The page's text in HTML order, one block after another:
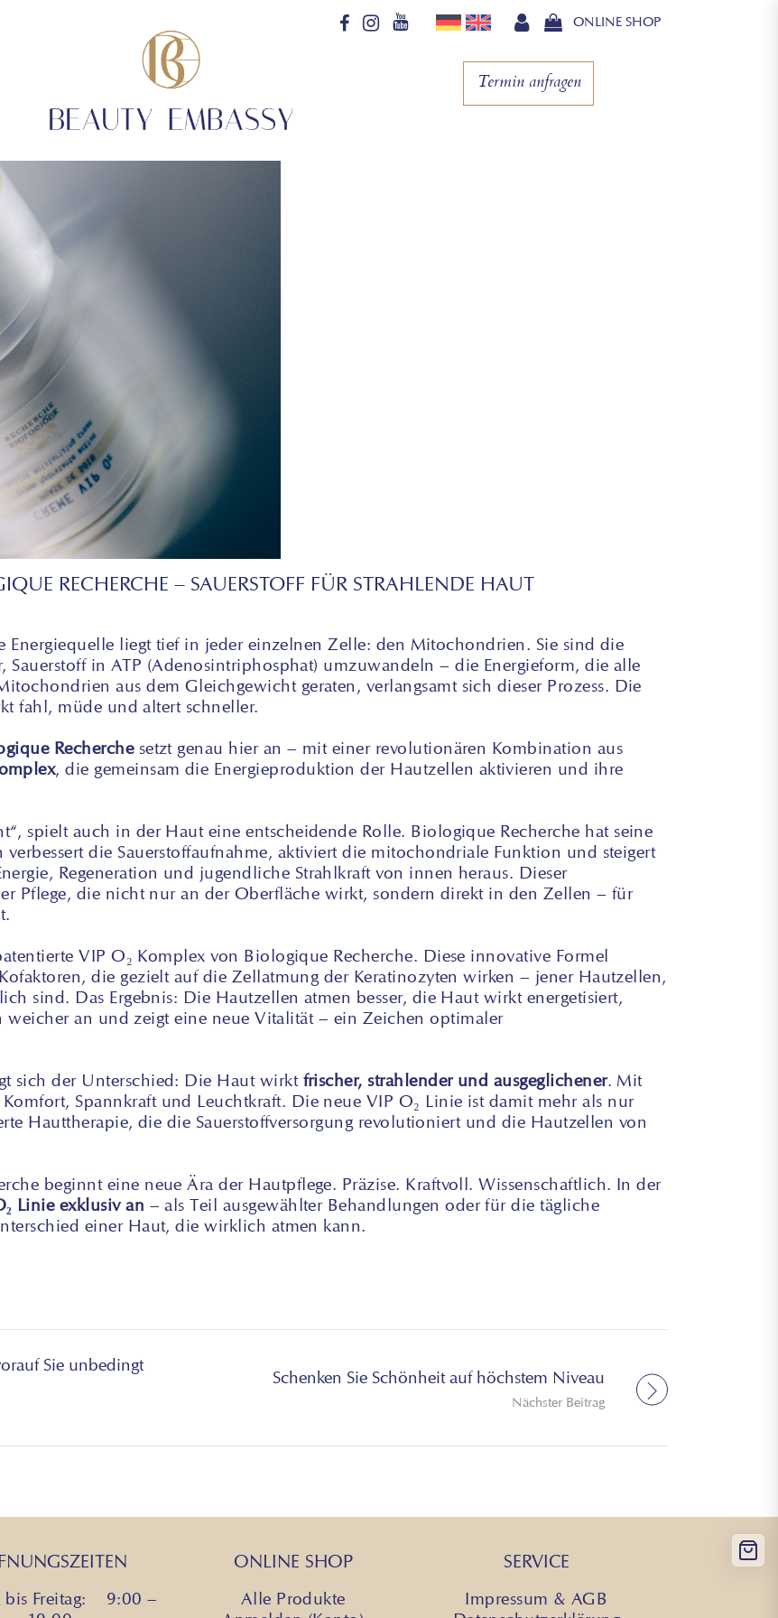
ONLINE SHOP
Termin anfragen
RECHERCHE – SAUERSTOFF FÜR STRAHLENDE HAUT
liegt tief in jeder einzelnen Zelle: den Mitochondrien. Sie sind die
Sauerstoff in ATP (Adenosintriphosphat) umzuwandeln – die Energieform, die alle
aus dem Gleichgewicht geraten, verlangsamt sich dieser Prozess. Die
fahl, müde und altert schneller.
Recherchesetzt genau hier an – mit einer revolutionären Kombination aus
, die gemeinsam die Energieproduktion der Hautzellen aktivieren und ihre
spielt auch in der Haut eine entscheidende Rolle. Biologique Recherche hat seine
die Sauerstoffaufnahme, aktiviert die mitochondriale Funktion und steigert
Regeneration und jugendliche Strahlkraft von innen heraus. Dieser
Pflege, die nicht nur an der Oberfläche wirkt, sondern direkt in den Zellen – für
VIP O₂ Komplex von Biologique Recherche. Diese innovative Formel
die gezielt auf die Zellatmung der Keratinozyten wirken – jener Hautzellen,
sind. Das Ergebnis: Die Hautzellen atmen besser, die Haut wirkt energetisiert,
weicher an und zeigt eine neue Vitalität – ein Zeichen optimaler
sich der Unterschied: Die Haut wirkt frischer, strahlender und ausgeglichener. Mit
Spannkraft und Leuchtkraft. Die neue VIP O₂ Linie ist damit mehr als nur
Hauttherapie, die die Sauerstoffversorgung revolutioniert und die Hautzellen von
beginnt eine neue Ära der Hautpflege. Präzise. Kraftvoll. Wissenschaftlich. In der
Linie exklusiv an – als Teil ausgewählter Behandlungen oder für die tägliche
einer Haut, die wirklich atmen kann.
Sie unbedingt
Schenken Sie Schönheit auf höchstem Niveau
Nächster Beitrag
bis Freitag: 9:00 –
ONLINE SHOP
Alle Produkte
SERVICE
Impressum & AGB